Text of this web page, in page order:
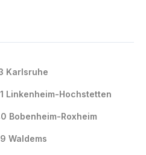
Karlsruhe
Linkenheim-Hochstetten
Bobenheim-Roxheim
Waldems